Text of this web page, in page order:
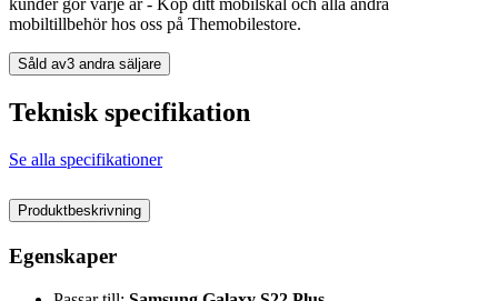
kunder gör varje år - Köp ditt mobilskal och alla andra
mobiltillbehör hos oss på Themobilestore.
Såld av3 andra säljare
Teknisk specifikation
Se alla specifikationer
Produktbeskrivning
Egenskaper